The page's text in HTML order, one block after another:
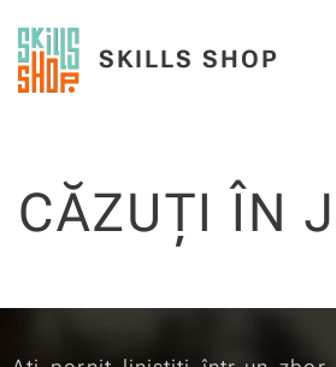
SKILLS SHOP
CĂZUȚI ÎN